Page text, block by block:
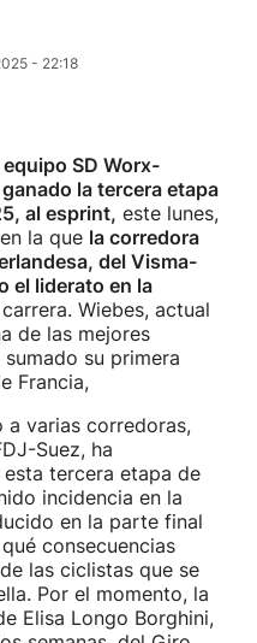
- 22:18
SD Worx-
la tercera etapa
al esprint, este lunes,
la que la corredora
del Visma-
el liderato en la
Wiebes, actual
de las mejores
su primera
Francia,
a varias corredoras,
Suez, ha
tercera etapa de
incidencia en la
en la parte final
consecuencias
las ciclistas que se
Por el momento, la
Elisa Longo Borghini,